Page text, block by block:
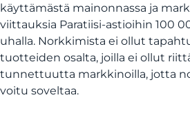
käyttämästä mainonnassa ja
viittauksia Paratiisi-astioihin 100
uhalla. Norkkimista ei ollut
tuotteiden osalta, joilla ei ollut
tunnettuutta markkinoilla, jotta
voitu soveltaa.